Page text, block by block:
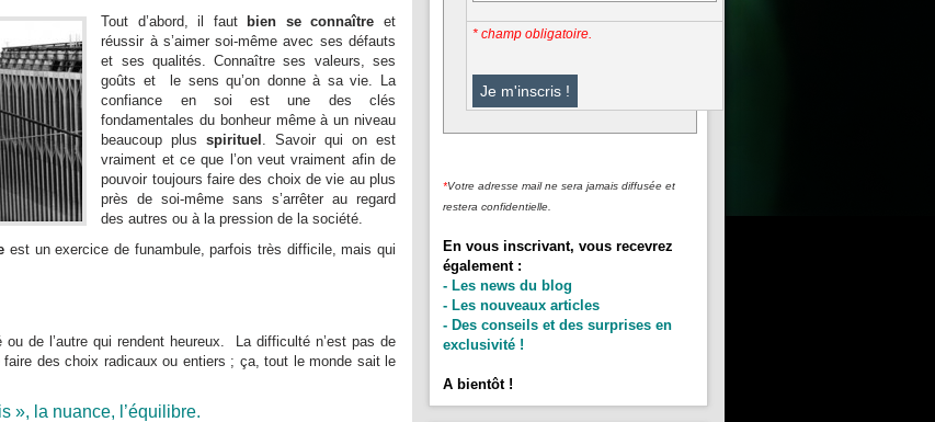
Tout d’abord, il faut bien se connaître et
réussir à s’aimer soi-même avec ses défauts
et ses qualités. Connaître ses valeurs, ses
goûts et le sens qu’on donne à sa vie. La
confiance en soi est une des clés
fondamentales du bonheur même à un niveau
beaucoup plus spirituel . Savoir qui on est
vraiment et ce que l’on veut vraiment afin de
pouvoir toujours faire des choix de vie au plus
près de soi-même sans s’arrêter au regard
des autres ou à la pression de la société.
est un exercice de funambule, parfois très difficile, mais qui
de l’autre qui rendent heureux. La difficulté n’est pas de
des choix radicaux ou entiers ; ça, tout le monde sait le
», la nuance, l’équilibre.
* champ obligatoire.
*Votre adresse mail ne sera jamais diffusée et
restera confidentielle.
En vous inscrivant, vous recevrez
également :
- Les news du blog
- Les nouveaux articles
- Des conseils et des surprises en
exclusivité !
A bientôt !